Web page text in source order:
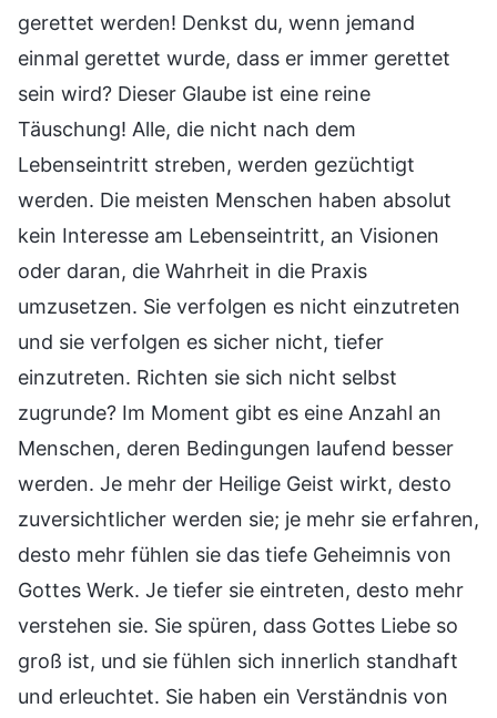
gerettet werden! Denkst du, wenn jemand
einmal gerettet wurde, dass er immer gerettet
sein wird? Dieser Glaube ist eine reine
Täuschung! Alle, die nicht nach dem
Lebenseintritt streben, werden gezüchtigt
werden. Die meisten Menschen haben absolut
kein Interesse am Lebenseintritt, an Visionen
oder daran, die Wahrheit in die Praxis
umzusetzen. Sie verfolgen es nicht einzutreten
und sie verfolgen es sicher nicht, tiefer
einzutreten. Richten sie sich nicht selbst
zugrunde? Im Moment gibt es eine Anzahl an
Menschen, deren Bedingungen laufend besser
werden. Je mehr der Heilige Geist wirkt, desto
zuversichtlicher werden sie; je mehr sie erfahren,
desto mehr fühlen sie das tiefe Geheimnis von
Gottes Werk. Je tiefer sie eintreten, desto mehr
verstehen sie. Sie spüren, dass Gottes Liebe so
groß ist, und sie fühlen sich innerlich standhaft
und erleuchtet. Sie haben ein Verständnis von